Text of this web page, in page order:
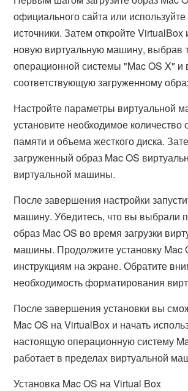
официального сайта или используйте
источники. Затем откройте VirtualBox
новую виртуальную машину, выбрав
операционной системы "Mac OS X" и
соответствующую загруженному
Настройте параметры виртуальной
установите необходимое количество
памяти и объема жесткого диска.
загруженный образ Mac OS
виртуальной машины.
После завершения настройки
машину. Убедитесь, что вы выбрали
образ Mac OS во время загрузки
машины. Продолжите установку Mac
инструкциям на экране. Обратите
необходимость форматирования
После завершения установки вы
Mac OS на VirtualBox и начать
настоящую операционную систему
работает в пределах виртуальной
Установка Mac OS на Virtual Box